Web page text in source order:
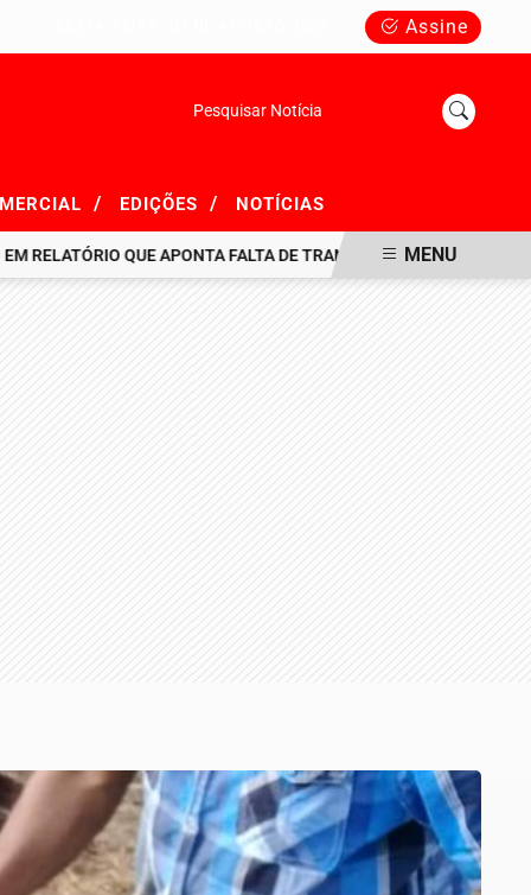
Assine
Pesquisar Notícia
/ EDIÇÕES / NOTÍCIAS
QUE APONTA FALTA DE TRANSPARÊNCIA EM R$ 716
MENU